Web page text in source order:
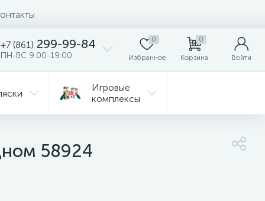
+7 (861) 299-99-84
ПН-ВС 9:00-19:00
0
Избранное
0
Корзина Войти
Игровые
комплексы
58924